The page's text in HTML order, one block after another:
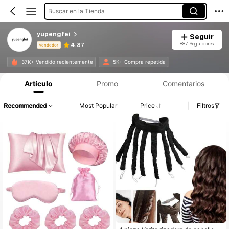
Buscar en la Tienda
yupengfei
Vendedor 4.87
Seguir
887 Seguidores
37K+ Vendido recientemente 5K+ Compra repetida
Artículo Promo Comentarios
Recommended Most Popular Price Filtros